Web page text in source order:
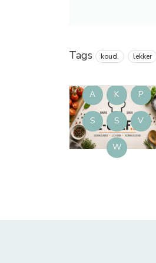
Tags koud, lekker
A K P
S S V
W